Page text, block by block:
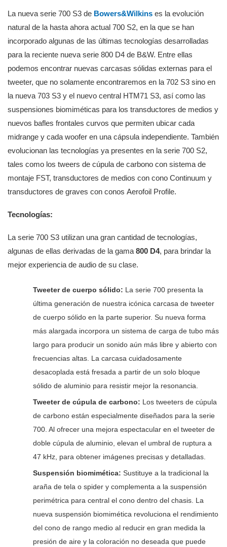
La nueva serie 700 S3 de Bowers&Wilkins es la evolución
natural de la hasta ahora actual 700 S2, en la que se han
incorporado algunas de las últimas tecnologías desarrolladas
para la reciente nueva serie 800 D4 de B&W. Entre ellas
podemos encontrar nuevas carcasas sólidas externas para el
tweeter, que no solamente encontraremos en la 702 S3 sino en
la nueva 703 S3 y el nuevo central HTM71 S3, así como las
suspensiones biomiméticas para los transductores de medios y
nuevos bafles frontales curvos que permiten ubicar cada
midrange y cada woofer en una cápsula independiente. También
evolucionan las tecnologías ya presentes en la serie 700 S2,
tales como los tweers de cúpula de carbono con sistema de
montaje FST, transductores de medios con cono Continuum y
transductores de graves con conos Aerofoil Profile.
Tecnologías:
La serie 700 S3 utilizan una gran cantidad de tecnologías,
algunas de ellas derivadas de la gama 800 D4, para brindar la
mejor experiencia de audio de su clase.
Tweeter de cuerpo sólido: La serie 700 presenta la
última generación de nuestra icónica carcasa de tweeter
de cuerpo sólido en la parte superior. Su nueva forma
más alargada incorpora un sistema de carga de tubo más
largo para producir un sonido aún más libre y abierto con
frecuencias altas. La carcasa cuidadosamente
desacoplada está fresada a partir de un solo bloque
sólido de aluminio para resistir mejor la resonancia.
Tweeter de cúpula de carbono: Los tweeters de cúpula
de carbono están especialmente diseñados para la serie
700. Al ofrecer una mejora espectacular en el tweeter de
doble cúpula de aluminio, elevan el umbral de ruptura a
47 kHz, para obtener imágenes precisas y detalladas.
Suspensión biomimética: Sustituye a la tradicional la
araña de tela o spider y complementa a la suspensión
perimétrica para central el cono dentro del chasis. La
nueva suspensión biomimética revoluciona el rendimiento
del cono de rango medio al reducir en gran medida la
presión de aire y la coloración no deseada que puede